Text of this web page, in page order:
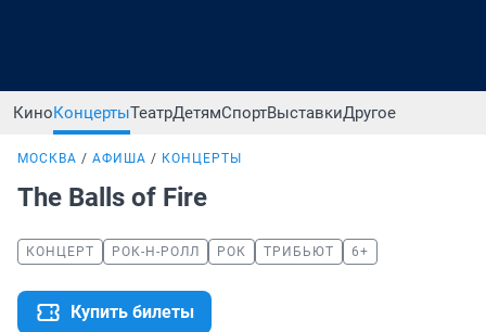
КиноКонцертыТеатрДетямСпортВыставкиДругое
МОСКВА АФИША КОНЦЕРТЫ
The Balls of Fire
КОНЦЕРТ РОК-Н-РОЛЛ РОК ТРИБЬЮТ 6+
Купить билеты